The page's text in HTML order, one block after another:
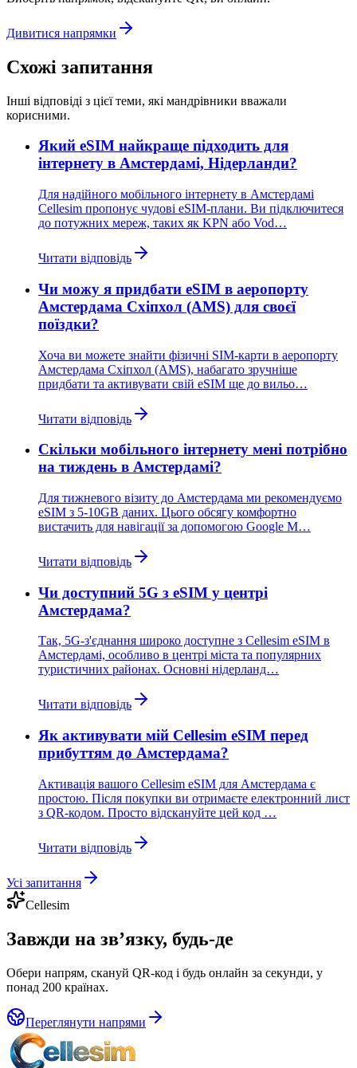
Дивитися напрямки
Схожі запитання
Інші відповіді з цієї теми, які мандрівники вважали
корисними.
Який eSIM найкраще підходить для
інтернету в Амстердамі, Нідерланди?
Для надійного мобільного інтернету в Амстердамі
Cellesim пропонує чудові eSIM-плани. Ви підключитеся
до потужних мереж, таких як KPN або Vod…
Читати відповідь
Чи можу я придбати eSIM в аеропорту
Амстердама Схіпхол (AMS) для своєї
поїздки?
Хоча ви можете знайти фізичні SIM-карти в аеропорту
Амстердама Схіпхол (AMS), набагато зручніше
придбати та активувати свій eSIM ще до вильо…
Читати відповідь
Скільки мобільного інтернету мені потрібно
на тиждень в Амстердамі?
Для тижневого візиту до Амстердама ми рекомендуємо
eSIM з 5-10GB даних. Цього обсягу комфортно
вистачить для навігації за допомогою Google M…
Читати відповідь
Чи доступний 5G з eSIM у центрі
Амстердама?
Так, 5G-з'єднання широко доступне з Cellesim eSIM в
Амстердамі, особливо в центрі міста та популярних
туристичних районах. Основні нідерланд…
Читати відповідь
Як активувати мій Cellesim eSIM перед
прибуттям до Амстердама?
Активація вашого Cellesim eSIM для Амстердама є
простою. Після покупки ви отримаєте електронний лист
з QR-кодом. Просто відскануйте цей код …
Читати відповідь
Усі запитання
Cellesim
Завжди на зв’язку, будь-де
Обери напрям, скануй QR-код і будь онлайн за секунди, у
понад 200 країнах.
Переглянути напрями